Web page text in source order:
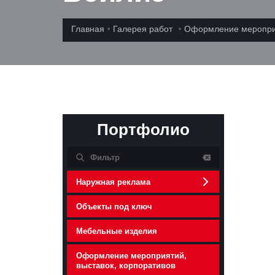
Главная Галерея работ Оформление
Портфолио
Наружная реклама
Объекты под ключ
Мебельные изделия
Оформление мероприятий,
выставок, корпоративов